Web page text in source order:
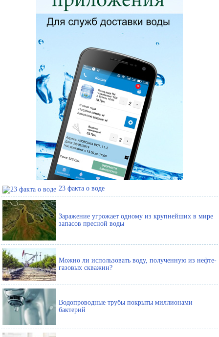
23 факта о воде
Заражение угрожает одному из крупнейших в мире
запасов пресной воды
Можно ли использовать воду, полученную из нефте-
газовых скважин?
Водопроводные трубы покрыты миллионами
бактерий